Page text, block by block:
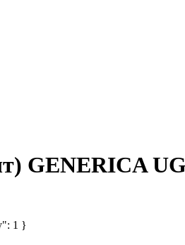
GENERICA
1 }